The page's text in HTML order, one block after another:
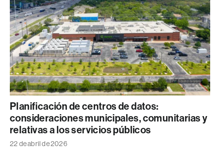
Planificación de centros de datos:
consideraciones municipales, comunitarias y
relativas a los servicios públicos
22 de abril de 2026